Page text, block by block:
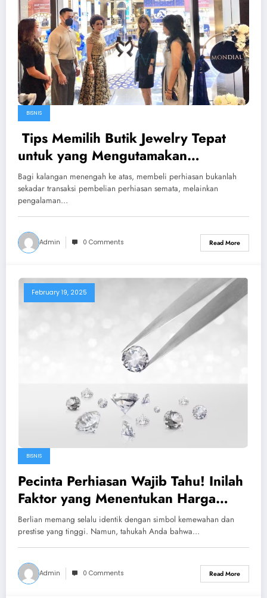
BISNIS
Tips Memilih Butik Jewelry Tepat
untuk yang Mengutamakan
Keanggunan
Bagi kalangan menengah ke atas, membeli perhiasan bukanlah
sekadar transaksi pembelian perhiasan semata, melainkan
pengalaman…
Admin 0 Comments Read More
February 19, 2025
BISNIS
Pecinta Perhiasan Wajib Tahu! Inilah
Faktor yang Menentukan Harga
Berlian
Berlian memang selalu identik dengan simbol kemewahan dan
prestise yang tinggi. Namun, tahukah Anda bahwa…
Admin 0 Comments Read More